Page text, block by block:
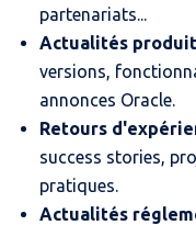
partenariats...
Actualités
versions,
annonces Oracle.
Retours
success stories,
pratiques.
Actualités